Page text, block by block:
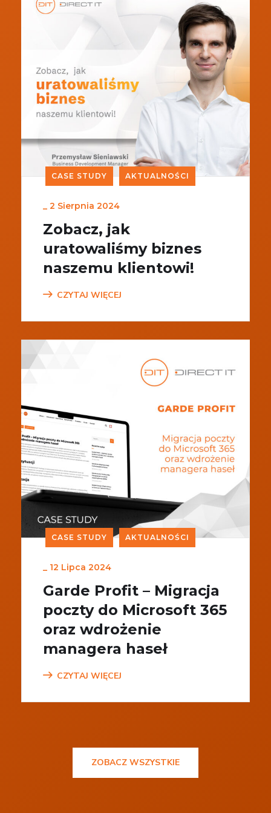
CASE STUDY AKTUALNOŚCI
_ 2 Sierpnia 2024
Zobacz, jak
uratowaliśmy biznes
naszemu klientowi!
CZYTAJ WIĘCEJ
CASE STUDY AKTUALNOŚCI
_ 12 Lipca 2024
Garde Profit – Migracja
poczty do Microsoft 365
oraz wdrożenie
managera haseł
CZYTAJ WIĘCEJ
ZOBACZ WSZYSTKIE